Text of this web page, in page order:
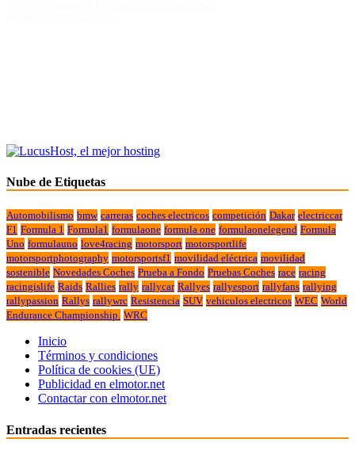
Nube de Etiquetas
Automobilismo bmw carreras coches electricos competición Dakar electriccar
F1 Formula 1 Formula1 formulaone formula one formulaonelegend Formula
Uno formulauno love4racing motorsport motorsportlife
motorsportphotography motorsportsf1 movilidad eléctrica movilidad
sostenible Novedades Coches Prueba a Fondo Pruebas Coches race racing
racingislife Raids Rallies rally rallycar Rallyes rallyesport rallyfans rallying
rallypassion Rallys rallywrc Resistencia SUV vehiculos electricos WEC World
Endurance Championship. WRC
Inicio
Términos y condiciones
Política de cookies (UE)
Publicidad en elmotor.net
Contactar con elmotor.net
Entradas recientes